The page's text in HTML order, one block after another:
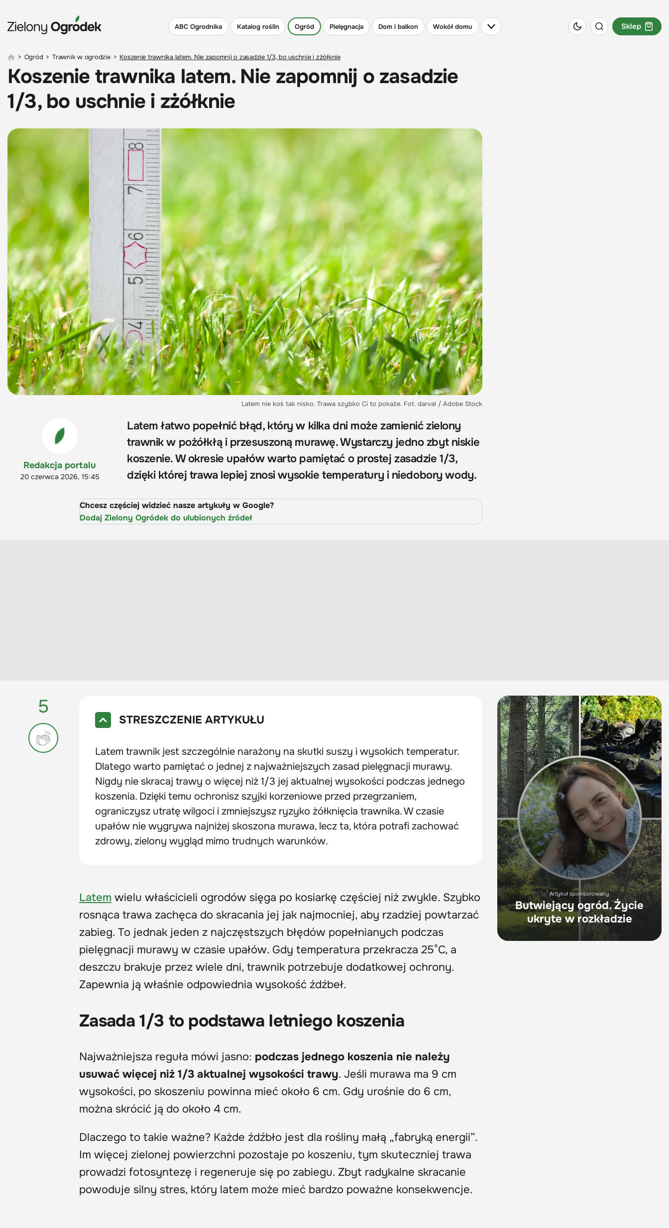
ABC Ogrodnika Katalog roślin Ogród Pielęgnacja Dom i balkon Wokół domu Sklep
> Ogród > Trawnik w ogrodzie > Koszenie trawnika latem. Nie zapomnij o zasadzie 1/3, bo uschnie i zżółknie
Koszenie trawnika latem. Nie zapomnij o zasadzie
1/3, bo uschnie i zżółknie
Latem nie koś tak nisko. Trawa szybko Ci to pokaże. Fot. darval / Adobe Stock
Redakcja portalu
20 czerwca 2026, 15:45
Latem łatwo popełnić błąd, który w kilka dni może zamienić zielony
trawnik w pożółkłą i przesuszoną murawę. Wystarczy jedno zbyt niskie
koszenie. W okresie upałów warto pamiętać o prostej zasadzie 1/3,
dzięki której trawa lepiej znosi wysokie temperatury i niedobory wody.
Chcesz częściej widzieć nasze artykuły w Google?
Dodaj Zielony Ogródek do ulubionych źródeł
5
STRESZCZENIE ARTYKUŁU
Latem trawnik jest szczególnie narażony na skutki suszy i wysokich temperatur.
Dlatego warto pamiętać o jednej z najważniejszych zasad pielęgnacji murawy.
Nigdy nie skracaj trawy o więcej niż 1/3 jej aktualnej wysokości podczas jednego
koszenia. Dzięki temu ochronisz szyjki korzeniowe przed przegrzaniem,
ograniczysz utratę wilgoci i zmniejszysz ryzyko żółknięcia trawnika. W czasie
upałów nie wygrywa najniżej skoszona murawa, lecz ta, która potrafi zachować
zdrowy, zielony wygląd mimo trudnych warunków.
Latem wielu właścicieli ogrodów sięga po kosiarkę częściej niż zwykle. Szybko
rosnąca trawa zachęca do skracania jej jak najmocniej, aby rzadziej powtarzać
zabieg. To jednak jeden z najczęstszych błędów popełnianych podczas
pielęgnacji murawy w czasie upałów. Gdy temperatura przekracza 25°C, a
deszczu brakuje przez wiele dni, trawnik potrzebuje dodatkowej ochrony.
Zapewnia ją właśnie odpowiednia wysokość źdźbeł.
Zasada 1/3 to podstawa letniego koszenia
Najważniejsza reguła mówi jasno: podczas jednego koszenia nie należy
usuwać więcej niż 1/3 aktualnej wysokości trawy. Jeśli murawa ma 9 cm
wysokości, po skoszeniu powinna mieć około 6 cm. Gdy urośnie do 6 cm,
można skrócić ją do około 4 cm.
Dlaczego to takie ważne? Każde źdźbło jest dla rośliny małą „fabryką energii”.
Im więcej zielonej powierzchni pozostaje po koszeniu, tym skuteczniej trawa
prowadzi fotosyntezę i regeneruje się po zabiegu. Zbyt radykalne skracanie
powoduje silny stres, który latem może mieć bardzo poważne konsekwencje.
Artykuł sponsorowany
Butwiejący ogród. Życie
ukryte w rozkładzie